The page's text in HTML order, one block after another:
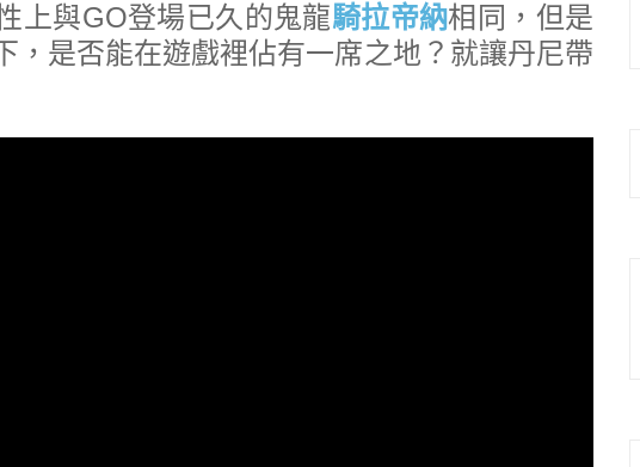
上與GO登場已久的鬼龍騎拉帝納相同，但是
，是否能在遊戲裡佔有一席之地？就讓丹尼帶